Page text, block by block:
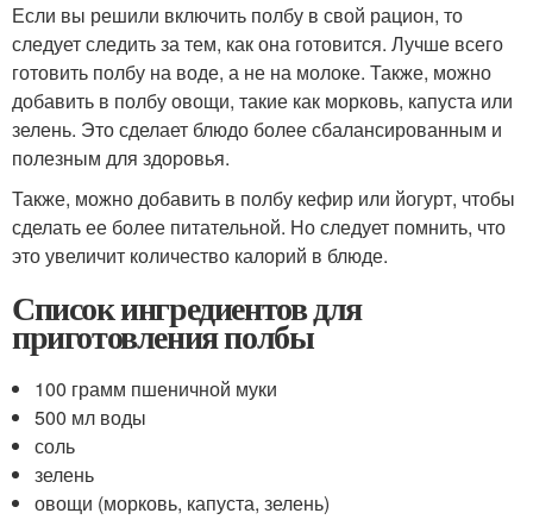
Если вы решили включить полбу в свой рацион, то
следует следить за тем, как она готовится. Лучше всего
готовить полбу на воде, а не на молоке. Также, можно
добавить в полбу овощи, такие как морковь, капуста или
зелень. Это сделает блюдо более сбалансированным и
полезным для здоровья.
Также, можно добавить в полбу кефир или йогурт, чтобы
сделать ее более питательной. Но следует помнить, что
это увеличит количество калорий в блюде.
Список ингредиентов для
приготовления полбы
100 грамм пшеничной муки
500 мл воды
соль
зелень
овощи (морковь, капуста, зелень)